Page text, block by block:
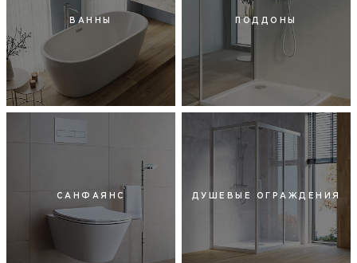
ВАННЫ ПОДДОНЫ
САНФАЯНС ДУШЕВЫЕ ОГРАЖДЕНИЯ